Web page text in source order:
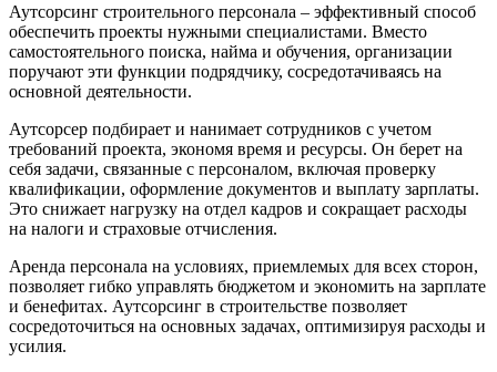
Аутсорсинг строительного персонала – эффективный способ
обеспечить проекты нужными специалистами. Вместо
самостоятельного поиска, найма и обучения, организации
поручают эти функции подрядчику, сосредотачиваясь на
основной деятельности.
Аутсорсер подбирает и нанимает сотрудников с учетом
требований проекта, экономя время и ресурсы. Он берет на
себя задачи, связанные с персоналом, включая проверку
квалификации, оформление документов и выплату зарплаты.
Это снижает нагрузку на отдел кадров и сокращает расходы
на налоги и страховые отчисления.
Аренда персонала на условиях, приемлемых для всех сторон,
позволяет гибко управлять бюджетом и экономить на зарплате
и бенефитах. Аутсорсинг в строительстве позволяет
сосредоточиться на основных задачах, оптимизируя расходы и
усилия.